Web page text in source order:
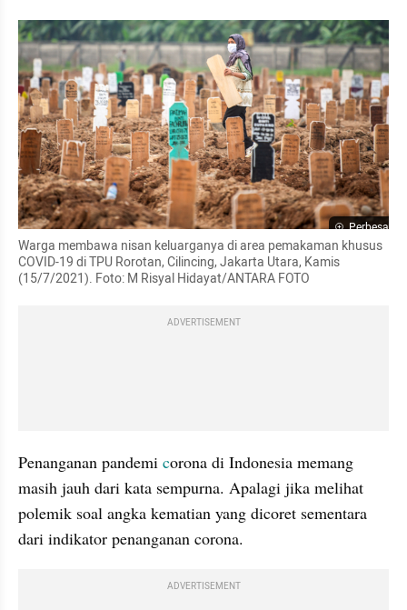
Perbesar
Warga membawa nisan keluarganya di area pemakaman khusus
COVID-19 di TPU Rorotan, Cilincing, Jakarta Utara, Kamis
(15/7/2021). Foto: M Risyal Hidayat/ANTARA FOTO
ADVERTISEMENT
Penanganan pandemi corona di Indonesia memang
masih jauh dari kata sempurna. Apalagi jika melihat
polemik soal angka kematian yang dicoret sementara
dari indikator penanganan corona.
ADVERTISEMENT